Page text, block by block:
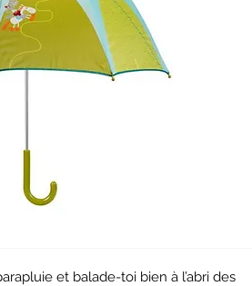
et balade-toi bien à l’abri des